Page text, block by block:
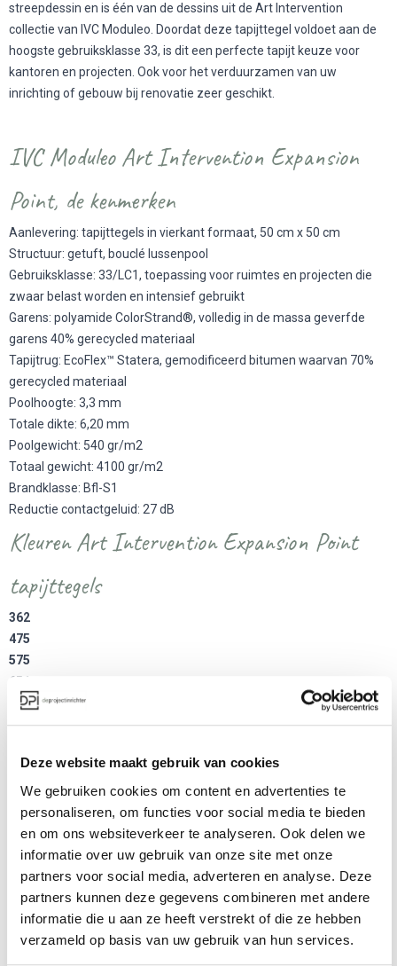
Deze website maakt gebruik van cookies
We gebruiken cookies om content en advertenties te
personaliseren, om functies voor social media te bieden
en om ons websiteverkeer te analyseren. Ook delen we
informatie over uw gebruik van onze site met onze
partners voor social media, adverteren en analyse. Deze
partners kunnen deze gegevens combineren met andere
informatie die u aan ze heeft verstrekt of die ze hebben
verzameld op basis van uw gebruik van hun services.
streepdessin en is één van de dessins uit de Art Intervention
collectie van IVC Moduleo. Doordat deze tapijttegel voldoet aan de
hoogste gebruiksklasse 33, is dit een perfecte tapijt keuze voor
kantoren en projecten. Ook voor het verduurzamen van uw
inrichting of gebouw bij renovatie zeer geschikt.
IVC Moduleo Art Intervention Expansion
Point, de kenmerken
Aanlevering: tapijttegels in vierkant formaat, 50 cm x 50 cm
Structuur: getuft, bouclé lussenpool
Gebruiksklasse: 33/LC1, toepassing voor ruimtes en projecten die
zwaar belast worden en intensief gebruikt
Garens: polyamide ColorStrand®, volledig in de massa geverfde
garens 40% gerecycled materiaal
Tapijtrug: EcoFlex™ Statera, gemodificeerd bitumen waarvan 70%
gerecycled materiaal
Poolhoogte: 3,3 mm
Totale dikte: 6,20 mm
Poolgewicht: 540 gr/m2
Totaal gewicht: 4100 gr/m2
Brandklasse: Bfl-S1
Reductie contactgeluid: 27 dB
Kleuren Art Intervention Expansion Point
tapijttegels
362
475
575
651
676
847
972
Meer producten van IVC Moduleo